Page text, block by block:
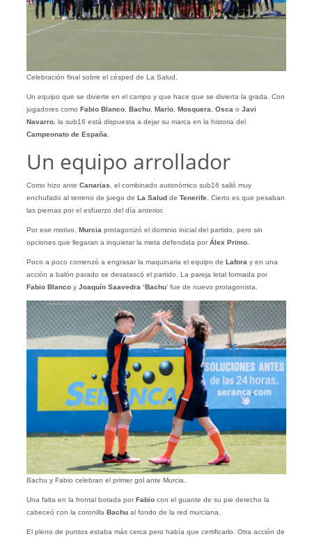
Celebración final sobre el césped de La Salud.
Un equipo que se divierte en el campo y que hace que se divierta la grada. Con
jugadores como Fabio Blanco, Bachu, Mario, Mosquera, Oscao Javi
Navarro, la sub16 está dispuesta a dejar su marca en la historia del
Campeonato de España.
Un equipo arrollador
Como hizo ante Canarias, el combinado autonómico sub16 salió muy
enchufado al terreno de juego de La Saludde Tenerife. Cierto es que pesaban
las piernas por el esfuerzo del día anterior.
Por ese motivo, Murciaprotagonizó el dominio inicial del partido, pero sin
opciones que llegaran a inquietar la meta defendida porÁlex Primo.
Poco a poco comenzó a engrasar la maquinaria el equipo de Laforay en una
acción a balón parado se desatascó el partido. La pareja letal formada por
Fabio Blanco y Joaquín Saavedra ‘Bachu‘ fue de nuevo protagonista.
Bachu y Fabio celebran el primer gol ante Murcia.
Una falta en la frontal botada porFabiocon el guante de su pie derecho la
cabeceó con la coronilla Bachual fondo de la red murciana.
El pleno de puntos estaba más cerca pero había que certificarlo. Otra acción de